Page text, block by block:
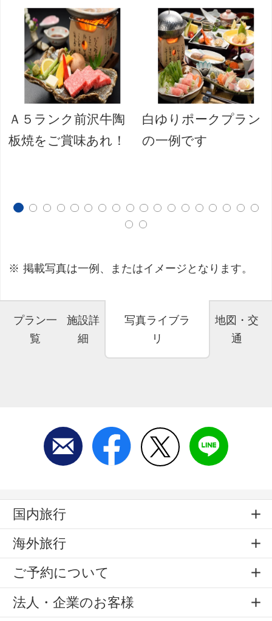
Ａ５ランク前沢牛陶
板焼をご賞味あれ！
白ゆりポークプラン
の一例です
掲載写真は一例、またはイメージとなります。
プラン一
覧
施設詳
細
写真ライブラ
リ
地図・交
通
国内旅行
海外旅行
ご予約について
法人・企業のお客様